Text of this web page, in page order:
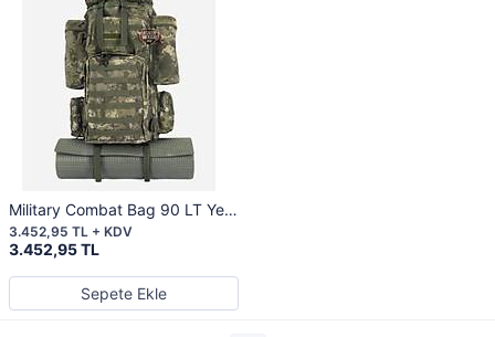
Military Combat Bag 90 LT Yeni
TSK Camo
3.452,95 TL
3.452,95 TL + KDV
Sepete Ekle